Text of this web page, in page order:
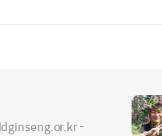
-